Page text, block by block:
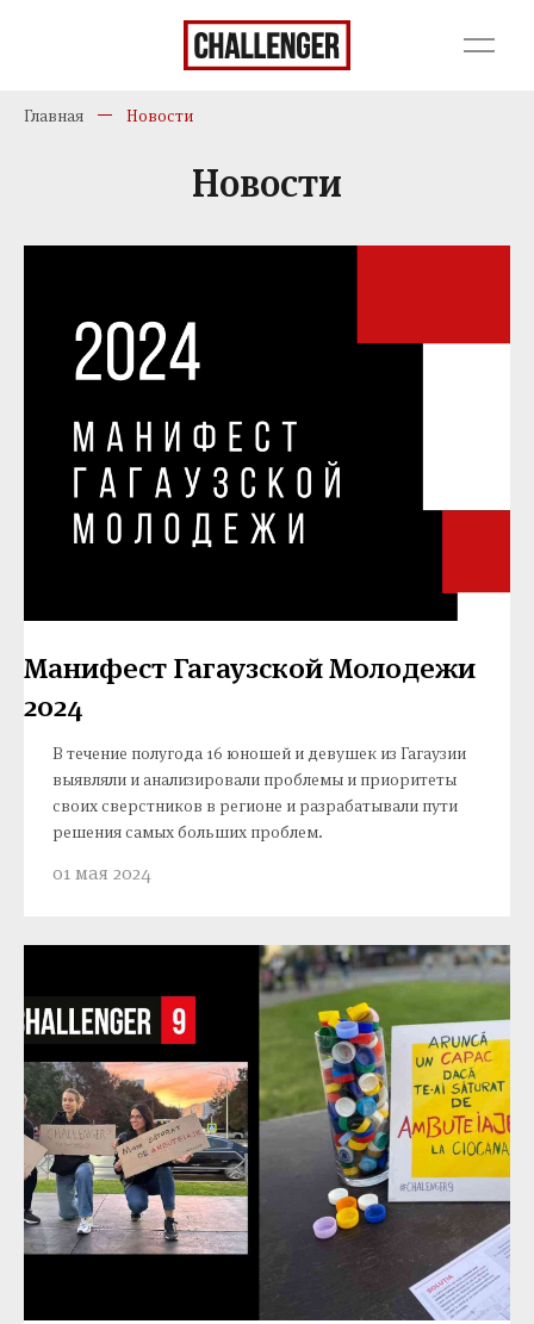
Главная Новости
Новости
Манифест Гагаузской Молодежи
2024
В течение полугода 16 юношей и девушек из Гагаузии
выявляли и анализировали проблемы и приоритеты
своих сверстников в регионе и разрабатывали пути
решения самых больших проблем.
01 мая 2024